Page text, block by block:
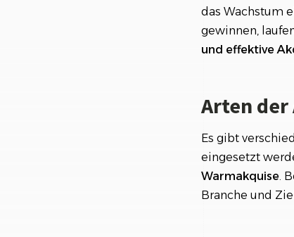
das Wachstum
gewinnen,
und effektive
Arten der
Es gibt
eingesetzt
Warmakquise.
Branche und